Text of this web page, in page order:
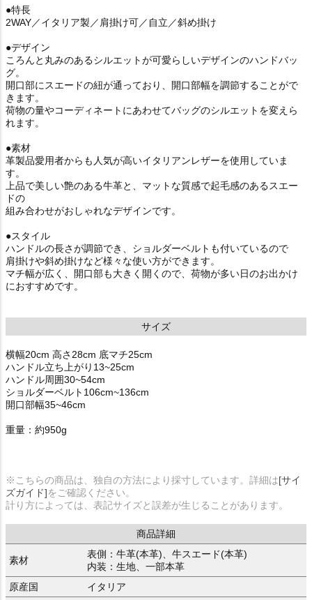
●特長
2WAY／イタリア製／肩掛け可／自立／斜め掛け
●デザイン
ころんと丸みのあるシルエットが可愛らしいデザインのハンドバッ
グ。
開口部にスエードの紐が通っており、開口部幅を調節することがで
きます。
荷物の量やコーディネートにあわせてバッグのシルエットを変えら
れます。
●素材
革製品愛用者からも人気が高いイタリアンレザーを使用していま
す。
上品で美しい艶のある牛革と、マットな質感で起毛感のあるスエー
ドの
組み合わせがおしゃれなデザインです。
●スタイル
ハンドルの長さが調節でき、ショルダーベルトも付いているので
肩掛けや斜め掛けなど様々な使い方ができます。
マチ幅が広く、開口部も大きく開くので、荷物が多い日のお出かけ
におすすめです。
サイズ
横幅20cm 高さ28cm 底マチ25cm
ハンドル立ち上がり13~25cm
ハンドル周囲30~54cm
ショルダーベルト106cm~136cm
開口部幅35~46cm
重量：約950g
※こちらの商品は、独自の方法により採寸しています。詳細は[サイ
ズガイド]をご確認ください。
計り方によっては、表記サイズと誤差が生じることがあります。
商品詳細
素材
表側：牛革(本革)、牛スエード(本革)
内装：生地、一部本革
原産国
イタリア